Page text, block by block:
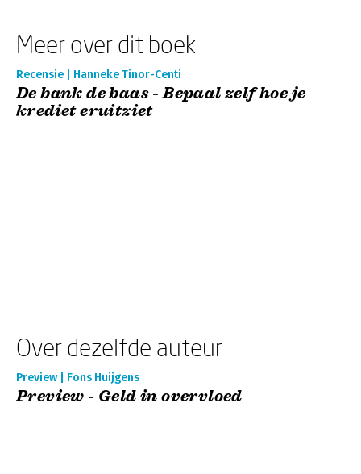
Meer over dit boek
Recensie | Hanneke Tinor-Centi
De bank de baas - Bepaal zelf hoe je
krediet eruitziet
Over dezelfde auteur
Preview | Fons Huijgens
Preview - Geld in overvloed